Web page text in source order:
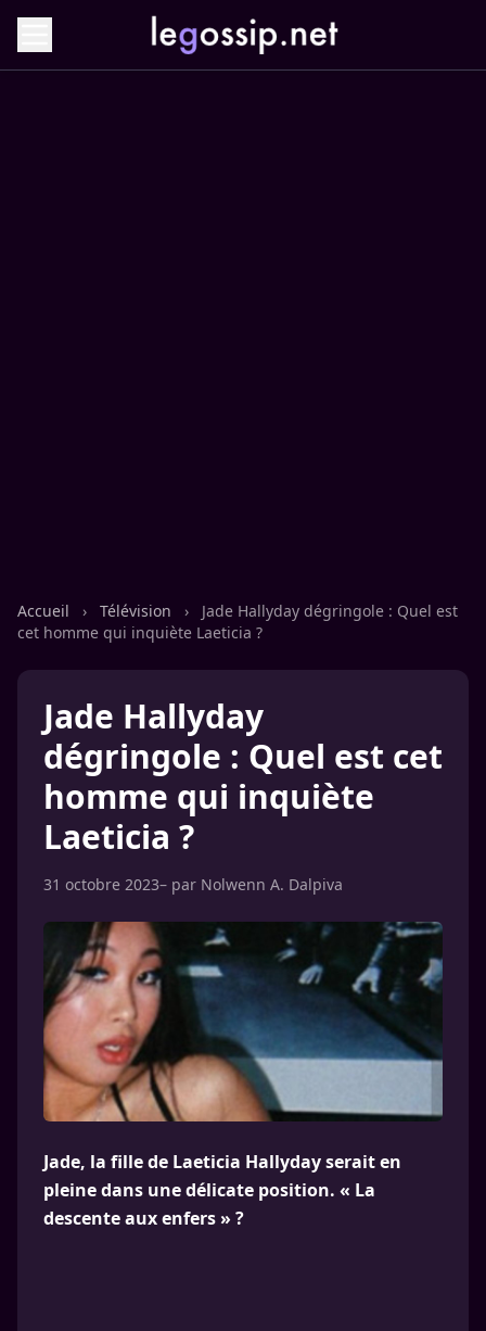
Accueil › Télévision ›
Jade Hallyday dégringole : Quel est
cet homme qui inquiète Laeticia ?
Jade Hallyday
dégringole : Quel est cet
homme qui inquiète
Laeticia ?
31 octobre 2023– par Nolwenn A. Dalpiva
Jade, la fille de Laeticia Hallyday serait en
pleine dans une délicate position. « La
descente aux enfers » ?